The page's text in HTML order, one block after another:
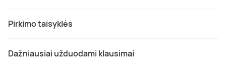
Pirkimo taisyklės
Dažniausiai užduodami klausimai